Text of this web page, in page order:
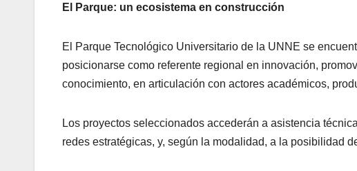
El Parque: un ecosistema en construcción
El Parque Tecnológico Universitario de la UNNE se
posicionarse como referente regional en innovación,
conocimiento, en articulación con actores académicos,
Los proyectos seleccionados accederán a asistencia
redes estratégicas, y, según la modalidad, a la posibilidad